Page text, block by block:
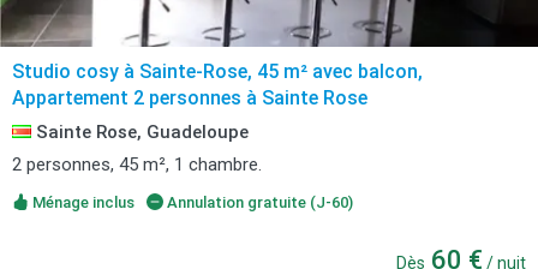
Studio cosy à Sainte-Rose, 45 m² avec balcon,
Appartement 2 personnes à Sainte Rose
Sainte Rose, Guadeloupe
2 personnes, 45 m², 1 chambre.
Ménage inclus Annulation gratuite (J-60)
Dès 60 € / nuit